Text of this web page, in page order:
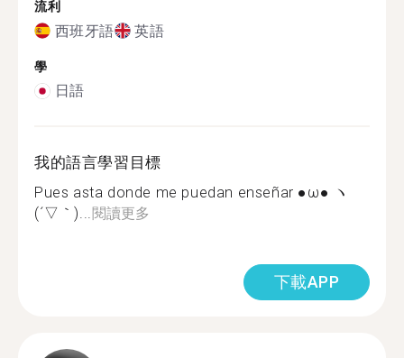
流利
西班牙語 英語
學
日語
我的語言學習目標
Pues asta donde me puedan enseñar ●ω● ヽ
(´▽｀)...閱讀更多
下載APP